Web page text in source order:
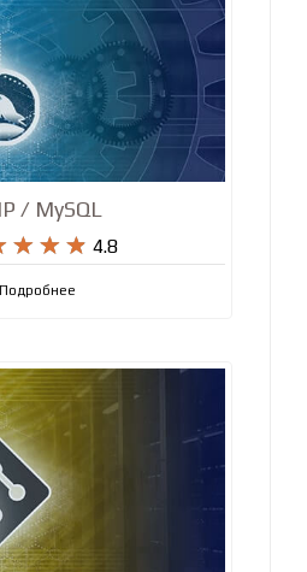
/ MySQL
  
   4.8
Подробнее